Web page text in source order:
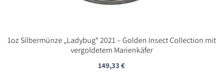
1oz Silbermünze „Ladybug“ 2021 – Golden Insect Collection mit
vergoldetem Marienkäfer
149,33 €